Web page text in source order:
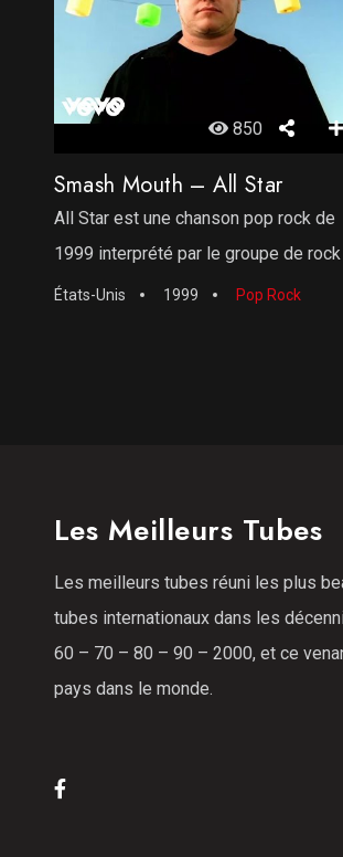
850
Smash Mouth – All Star
All Star est une chanson pop rock de
1999 interprété par le groupe de rock
États-Unis 1999 Pop Rock
Les Meilleurs Tubes
Les meilleurs tubes réuni les plus
tubes internationaux dans les
60 – 70 – 80 – 90 – 2000, et ce
pays dans le monde.